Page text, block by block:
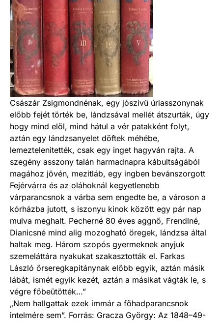
Császár Zsigmondnénak, egy jószivü úriasszonynak
előbb fejét törték be, lándzsával mellét átszurták, úgy
hogy mind elől, mind hátul a vér patakként folyt,
aztán egy lándzsanyelet döftek méhébe,
lemeztelenitették, csak egy inget hagyván rajta. A
szegény asszony talán harmadnapra kábultságából
magához jövén, mezitláb, egy ingben bevánszorgott
Fejérvárra és az oláhoknál kegyetlenebb
várparancsnok a várba sem engedte be, a városon a
kórházba jutott, s iszonyu kinok között egy pár nap
mulva meghalt. Pecherné 80 éves aggnő, Frendlné,
Dianicsné mind alig mozogható öregek, lándzsa által
haltak meg. Három szopós gyermeknek anyjuk
szemeláttára nyakukat szakasztották el. Farkas
László őrseregkapitánynak előbb egyik, aztán másik
lábát, ismét egyik kezét, aztán a másikat vágták le, s
végre főbeütötték…”
„Nem hallgattak ezek immár a főhadparancsnok
intelmére sem”. Forrás: Gracza György: Az 1848–49-